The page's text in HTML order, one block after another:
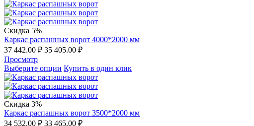
Скидка 5%
Каркас распашных ворот 4000*2000 мм
37 442.00 ₽ 35 405.00 ₽
Просмотр
Выберите опции Купить в один клик
Скидка 3%
Каркас распашных ворот 3500*2000 мм
34 532.00 ₽ 33 465.00 ₽